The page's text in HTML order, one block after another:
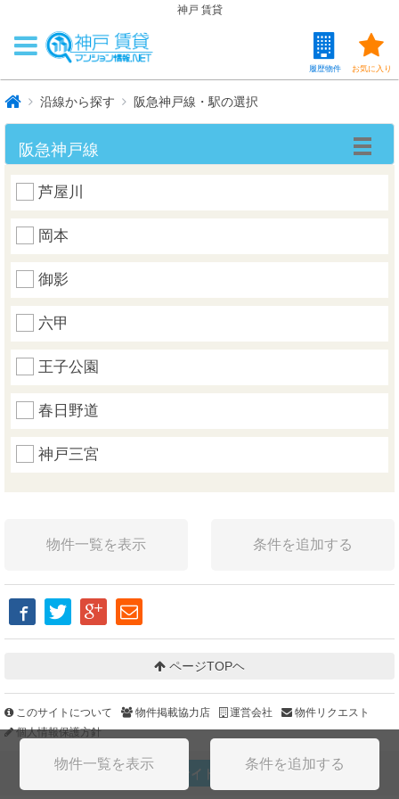
神戸 賃貸
お気に入り
履歴物件
沿線から探す 阪急神戸線・駅の選択
阪急神戸線
芦屋川
岡本
御影
六甲
王子公園
春日野道
神戸三宮
ページTOPヘ
このサイトについて 物件掲載協力店 運営会社
物件リクエスト
個人情報保護方針
PCサイトを見る